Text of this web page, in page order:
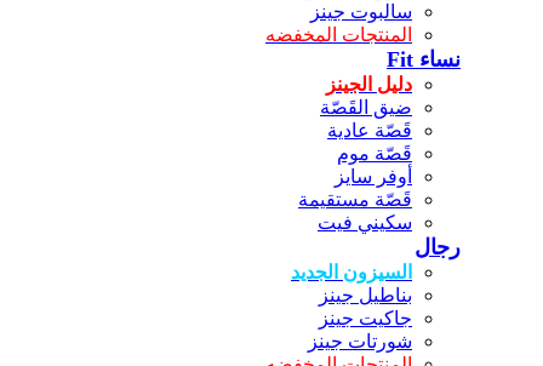
سالبوت جينز
المنتجات المخفضه
نساء Fit
دليل الجينز
ضيق القَصّة
قَصّة عادية
قَصّة موم
أوفر سايز
قَصّة مستقيمة
سكيني فيت
رجال
السيزون الجديد
بناطيل جينز
جاكيت جينز
شورتات جينز